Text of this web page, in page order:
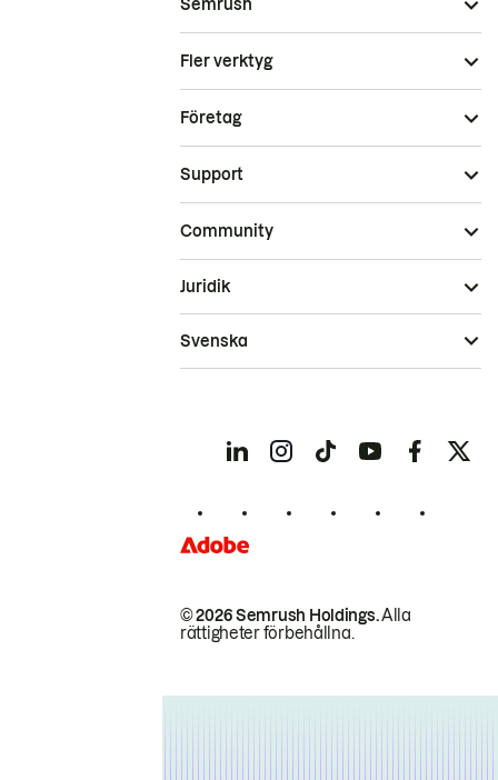
Semrush
Fler verktyg
Företag
Support
Community
© 2026 Semrush Holdings.Alla
rättigheter förbehållna.
Juridik
Svenska